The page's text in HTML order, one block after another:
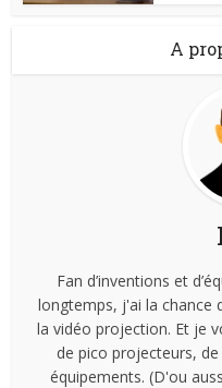
A
Fan d’inventions et
longtemps, j'ai la chance
la vidéo projection. Et je
de pico projecteurs,
équipements. (D'ou